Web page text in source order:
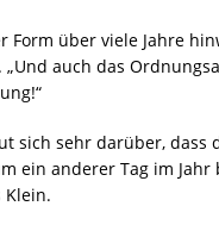
Form über viele Jahre
auch das
sich sehr darüber, dass
ein anderer Tag im
Klein.